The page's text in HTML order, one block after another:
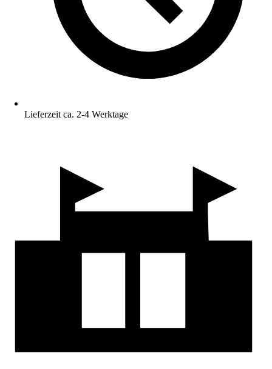
Lieferzeit ca. 2-4 Werktage